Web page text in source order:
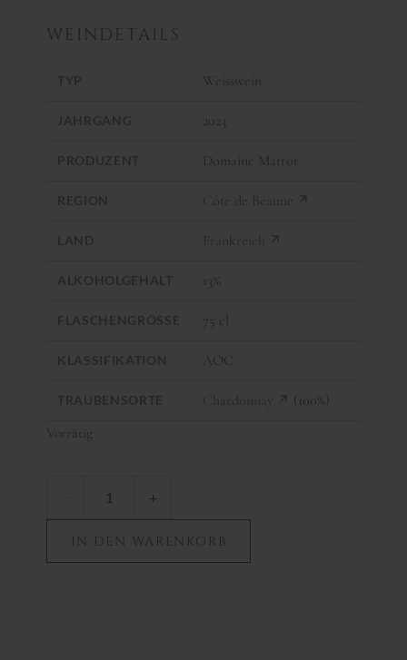
WEINDETAILS
Weisswein
2023
Domaine Matrot
Côte de Beaune
Frankreich
13%
75 cl
AOC
Chardonnay (100%)
Vorrätig
+
IN DEN WARENKORB